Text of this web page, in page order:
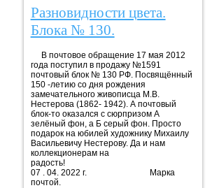
Разновидности цвета.
Блока № 130.
В почтовое обращение 17 мая 2012
года поступил в продажу №1591
почтовый блок № 130 РФ. Посвящённый
150 -летию со дня рождения
замечательного живописца М.В.
Нестерова (1862- 1942). А почтовый
блок-то оказался с сюрпризом А
зелёный фон, а Б серый фон. Просто
подарок на юбилей художнику Михаилу
Васильевичу Нестерову. Да и нам
коллекционерам на
радость!
07 . 04. 2022 г. Марка
почтой.